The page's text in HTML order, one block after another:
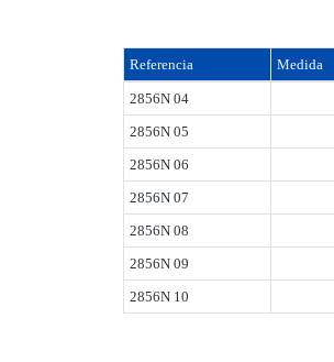
Referencia Medida
2856N 04
2856N 05
2856N 06
2856N 07
2856N 08
2856N 09
2856N 10